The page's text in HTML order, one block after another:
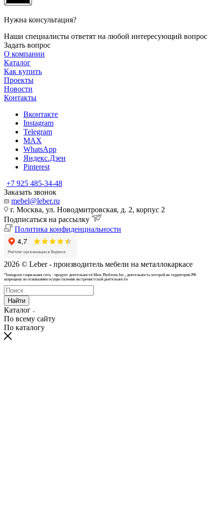
Нужна консультация?
Наши специалисты ответят на любой интересующий вопрос
Задать вопрос
О компании
Каталог
Как купить
Проекты
Новости
Контакты
Вконтакте
Instagram
Telegram
MAX
WhatsApp
Яндекс.Дзен
Pinterest
+7 925 485-34-48
Заказать звонок
mebel@leber.ru
г. Москва, ул. Новодмитровская, д. 2, корпус 2
Подписаться на рассылку
Политика конфиденциальности
2026 © Leber - производитель мебели на металлокаркасе
*Instagram cоциальная сеть - продукт деятельности Meta Platforms Inc., деятельность которой на территории РФ
запрещена по основаниям осуществления экстремистской деятельности
Найти
Каталог
По всему сайту
По каталогу